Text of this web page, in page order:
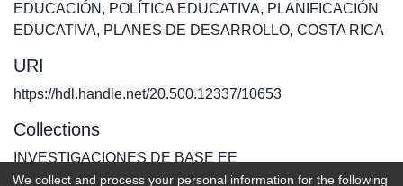
EDUCACIÓN , POLÍTICA EDUCATIVA, PLANIFICACIÓN
EDUCATIVA, PLANES DE DESARROLLO, COSTA RICA
URI
https://hdl.handle.net/20.500.12337/10653
Collections
INVESTIGACIONES DE BASE EE
We collect and process your personal information for the following